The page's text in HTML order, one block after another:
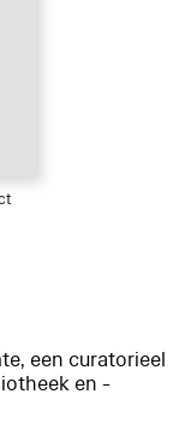
een curatorieel
en -